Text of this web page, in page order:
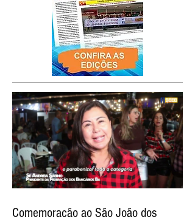
Comemoração ao São João dos